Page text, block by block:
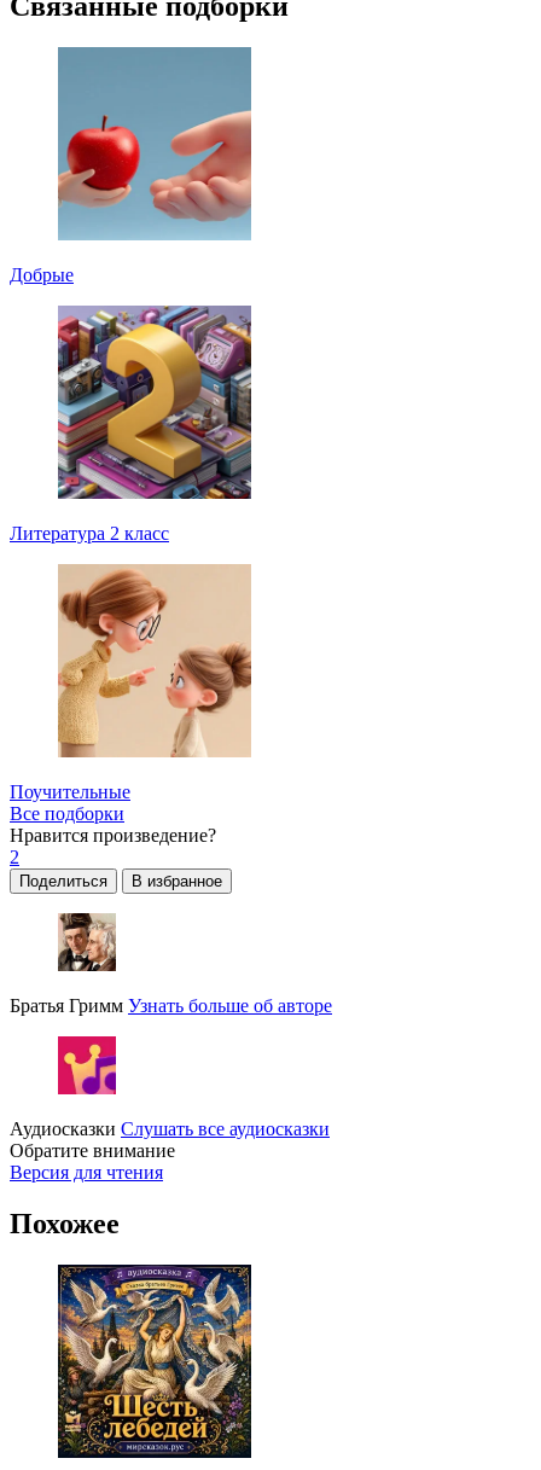
Связанные подборки
Добрые
Литература 2 класс
Поучительные
Все подборки
Нравится произведение?
2
Поделиться В избранное
Братья Гримм Узнать больше об авторе
Аудиосказки Слушать все аудиосказки
Обратите внимание
Версия для чтения
Похожее